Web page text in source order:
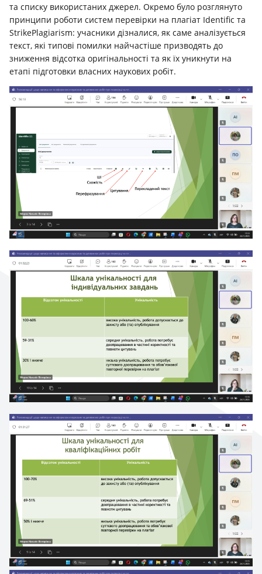
та списку використаних джерел. Окремо було розглянуто
принципи роботи систем перевірки на плагіат Identific та
StrikePlagiarism: учасники дізналися, як саме аналізується
текст, які типові помилки найчастіше призводять до
зниження відсотка оригінальності та як їх уникнути на
етапі підготовки власних наукових робіт.